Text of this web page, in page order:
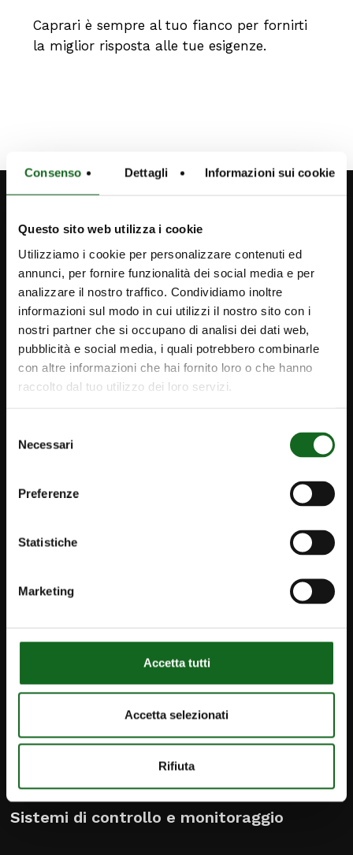
Consenso Dettagli Informazioni sui cookie
Questo sito web utilizza i cookie
Utilizziamo i cookie per personalizzare contenuti ed
annunci, per fornire funzionalità dei social media e per
analizzare il nostro traffico. Condividiamo inoltre
informazioni sul modo in cui utilizzi il nostro sito con i
nostri partner che si occupano di analisi dei dati web,
pubblicità e social media, i quali potrebbero combinarle
con altre informazioni che hai fornito loro o che hanno
raccolto dal tuo utilizzo dei loro servizi.
delNecessari
Preferenze
Statistiche
Marketing
Accetta tutti
Accetta selezionati
Rifiuta
Caprari è sempre al tuo fianco per fornirti
la miglior risposta alle tue esigenze.
SEGUICI SU
Contatti
Pompe e motori sommersi
Pompe di superficie
Pompe e sistemi per acque reflue
Sistemi di controllo e monitoraggio